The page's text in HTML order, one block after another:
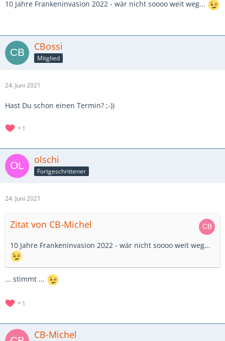
10 Jahre Frankeninvasion 2022 - wär nicht soooo weit weg...
CBossi
Mitglied
24. Juni 2021
Hast Du schon einen Termin? ;-))
1
olschi
Fortgeschrittener
24. Juni 2021
Zitat von CB-Michel
10 Jahre Frankeninvasion 2022 - wär nicht soooo weit weg...
... stimmt ...
1
CB-Michel